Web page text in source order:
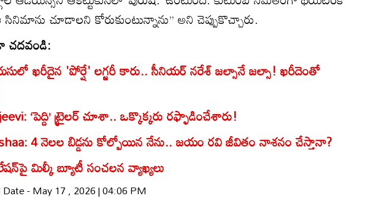
చూడాలని కోరుకుంటున్నాను’’ అని చెప్పుకొచ్చారు.
చదవండి:
ఖ‌రీదైన 'పోర్షే' ల‌గ్జ‌రీ కారు.. సీనియ‌ర్ న‌రేశ్ జ‌ల్సానే జ‌ల్సా! ఖరీదెంతో
‘పెద్ది’ ట్రైలర్ చూశా.. ఒక్కొక్కరు రఫ్ఫాడించేశారు!
4 నెలల బిడ్డను కోల్పోయిన నేను.. జయం రవి జీవితం నాశనం చేస్తానా?
మిల్కీ బ్యూటీ సంచలన వ్యాఖ్యలు
- May 17 , 2026 | 04:06 PM